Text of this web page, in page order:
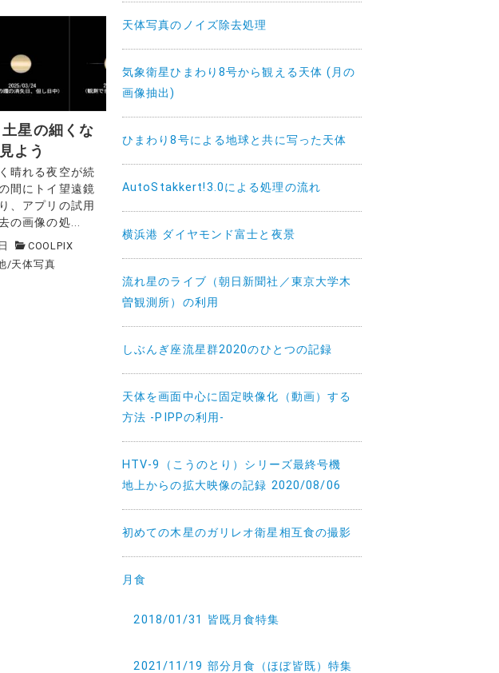
星の細くな
よう
晴れる夜空が続
間にトイ望遠鏡
、アプリの試用
の画像の処...
COOLPIX
/天体写真
天体写真のノイズ除去処理
気象衛星ひまわり8号から観える天体 (月の
画像抽出)
ひまわり8号による地球と共に写った天体
AutoStakkert!3.0による処理の流れ
横浜港 ダイヤモンド富士と夜景
流れ星のライブ（朝日新聞社／東京大学木
曽観測所）の利用
しぶんぎ座流星群2020のひとつの記録
天体を画面中心に固定映像化（動画）する
方法 -PIPPの利用-
HTV-9（こうのとり）シリーズ最終号機
地上からの拡大映像の記録 2020/08/06
初めての木星のガリレオ衛星相互食の撮影
月食
2018/01/31 皆既月食特集
2021/11/19 部分月食（ほぼ皆既）特集